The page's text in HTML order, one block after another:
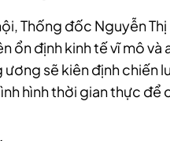
Thống đốc Nguyễn
ổn định kinh tế vĩ mô
ương sẽ kiên định chiến
hình thời gian thực để